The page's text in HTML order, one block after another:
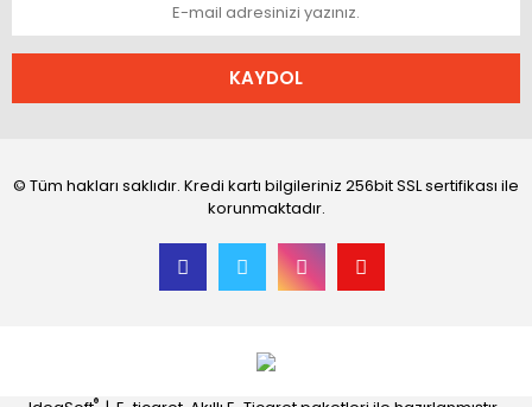
KAYDOL
© Tüm hakları saklıdır. Kredi kartı bilgileriniz 256bit SSL sertifikası ile
korunmaktadır.
®